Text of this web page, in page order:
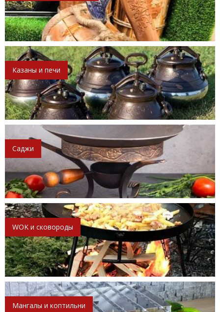
Казаны и печи
Саджи
WOK и сковороды
Мангалы и коптильни